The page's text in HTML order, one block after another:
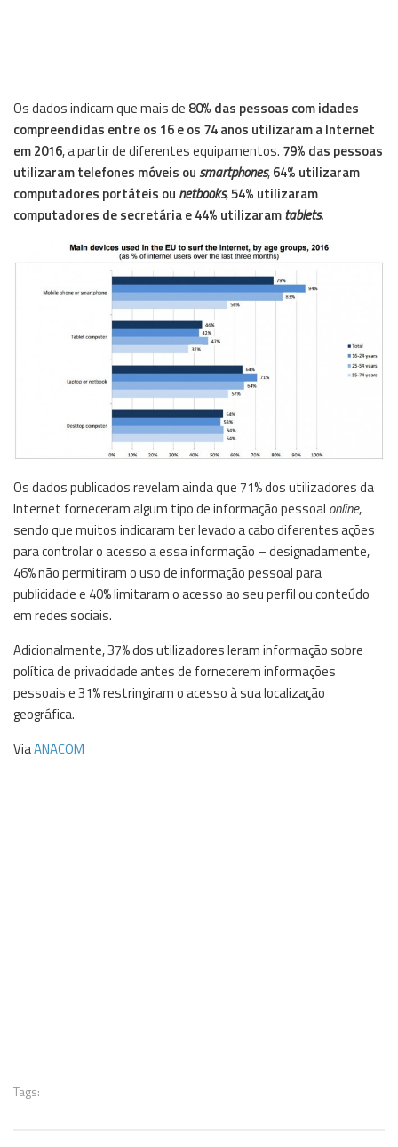
Os dados indicam que mais de 80% das pessoas com idades
compreendidas entre os 16 e os 74 anos utilizaram a Internet
em 2016, a partir de diferentes equipamentos. 79% das pessoas
utilizaram telefones móveis ousmartphones,64% utilizaram
computadores portáteis ou netbooks,54% utilizaram
computadores de secretária e 44% utilizaramtablets.
Os dados publicados revelam ainda que 71% dos utilizadores da
Internet forneceram algum tipo de informação pessoal online,
sendo que muitos indicaram ter levado a cabo diferentes ações
para controlar o acesso a essa informação – designadamente,
46% não permitiram o uso de informação pessoal para
publicidade e 40% limitaram o acesso ao seu perfil ou conteúdo
em redes sociais.
Adicionalmente, 37% dos utilizadores leram informação sobre
política de privacidade antes de fornecerem informações
pessoais e 31% restringiram o acesso à sua localização
geográfica.
ViaANACOM
Tags: